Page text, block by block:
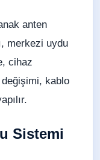
anten
merkezi uydu
cihaz
kablo
Sistemi